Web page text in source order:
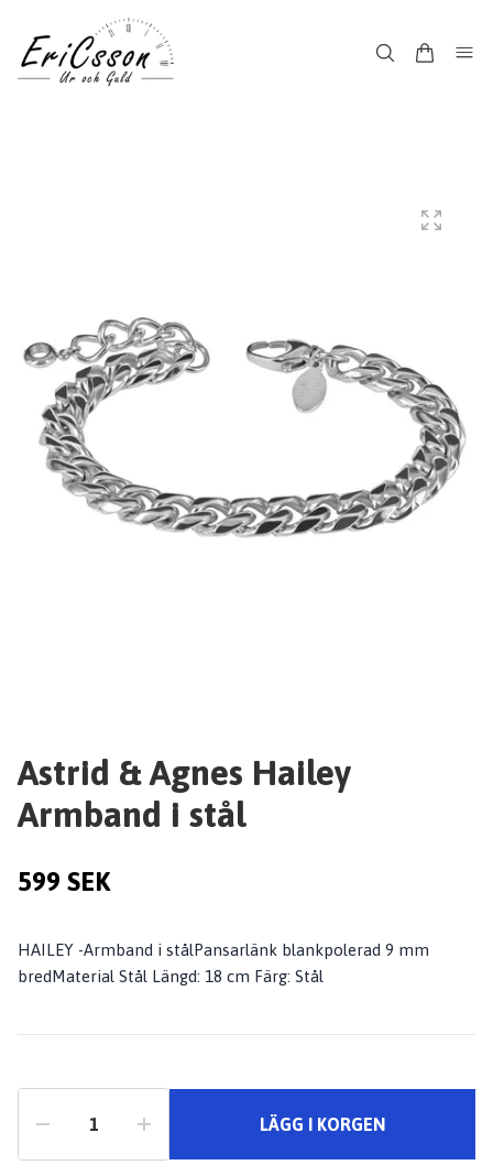
Astrid & Agnes Hailey
Armband i stål
599 SEK
HAILEY -Armband i stålPansarlänk blankpolerad 9 mm
bredMaterial Stål Längd: 18 cm Färg: Stål
LÄGG I KORGEN